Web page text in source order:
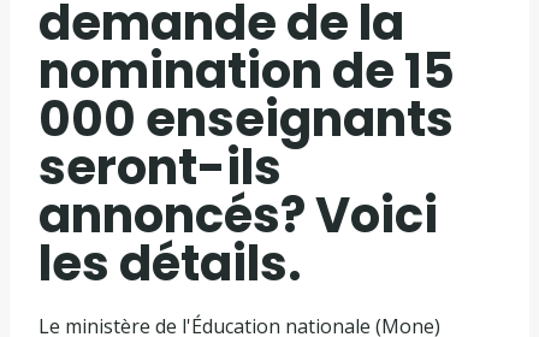
demande de la
nomination de 15
000 enseignants
seront-ils
annoncés? Voici
les détails.
Le ministère de l'Éducation nationale (Mone)